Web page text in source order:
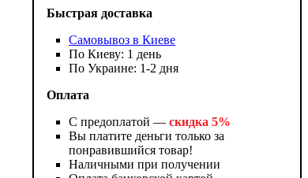
Быстрая доставка
Самовывоз в Киеве
По Киеву: 1 день
По Украине: 1-2 дня
Оплата
С предоплатой —скидка 5%
Вы платите деньги только за
понравившийся товар!
Наличными при получении